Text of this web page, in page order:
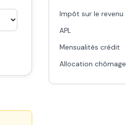
Impôt sur le revenu
APL
Mensualités crédit
Allocation chômage